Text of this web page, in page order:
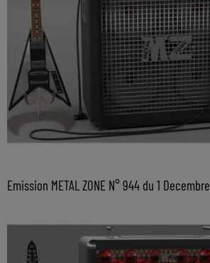
Emission METAL ZONE N° 944 du 1